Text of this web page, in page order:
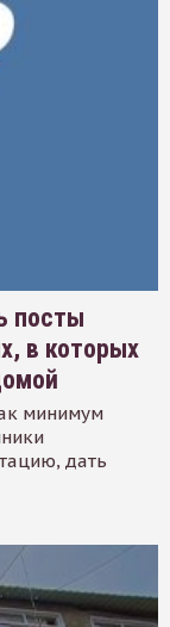
посты
в которых
минимум
дать